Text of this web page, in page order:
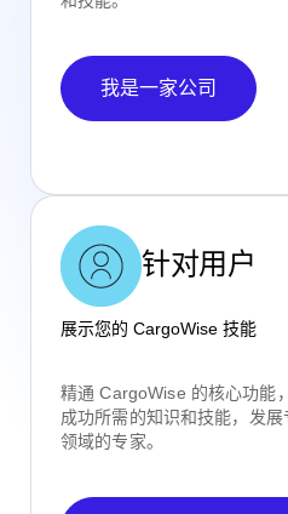
我是一家公司
针对用户
展示您的 CargoWise 技能
精通 CargoWise 的核心功能
成功所需的知识和技能，发
领域的专家。